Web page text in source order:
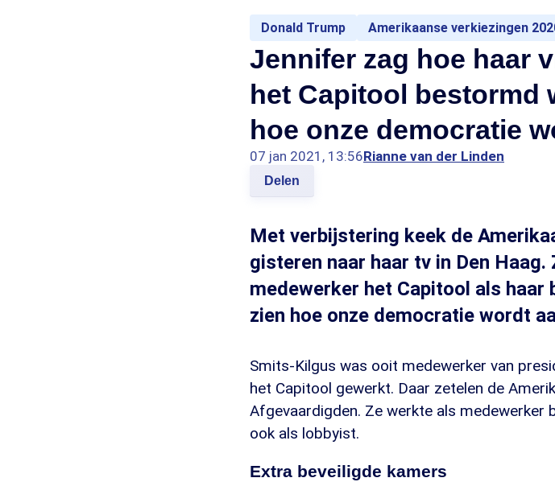
Donald Trump Amerikaanse verkiezingen
Jennifer zag hoe haar
het Capitool bestormd
hoe onze democratie
07 jan 2021, 13:56Rianne van der Linden
Delen
Met verbijstering keek de
gisteren naar haar tv in Den
medewerker het Capitool als haar
zien hoe onze democratie wordt
Smits-Kilgus was ooit medewerker van
het Capitool gewerkt. Daar zetelen de
Afgevaardigden. Ze werkte als medewerker
ook als lobbyist.
Extra beveiligde kamers